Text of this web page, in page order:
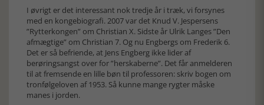
I øvrigt er det interessant nok tredje år i træk, vi forsynes
med en kongebiografi. 2007 var det Knud V. Jespersens
”Rytterkongen” om Christian X. Sidste år Ulrik Langes ”Den
afmægtige” om Christian 7. Og nu Engbergs om Frederik 6.
Det er så befriende, at Jens Engberg ikke lider af
berøringsangst over for ”herskaberne”. Det får anmelderen
til at fremsende en lille bøn til professoren: skriv bogen om
tronfølgeloven af 1953. Så kunne mange rygter måske
manes i jorden.